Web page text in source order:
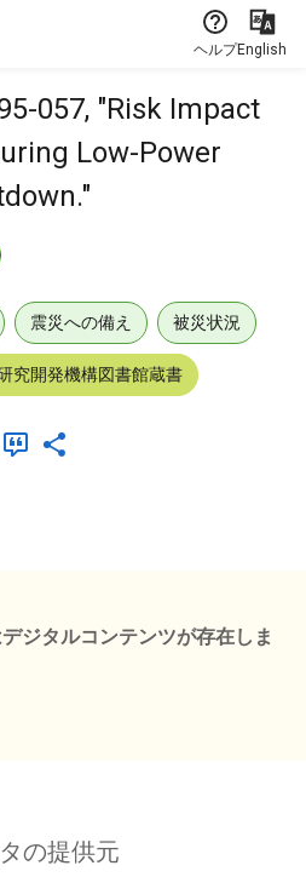
ヘルプEnglish
057, "Risk Impact
Low-Power
震災への備え 被災状況
究開発機構図書館蔵書
ジタルコンテンツが存在しま
の提供元